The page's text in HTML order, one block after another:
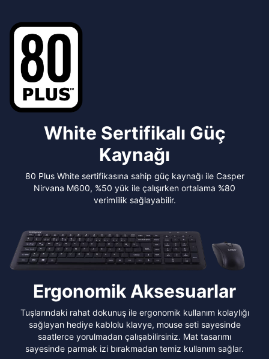
White Sertifikalı Güç
Kaynağı
80 Plus White sertifikasına sahip güç kaynağı ile Casper
Nirvana M600, %50 yük ile çalışırken ortalama %80
verimlilik sağlayabilir.
Ergonomik Aksesuarlar
Tuşlarındaki rahat dokunuş ile ergonomik kullanım kolaylığı
sağlayan hediye kablolu klavye, mouse seti sayesinde
saatlerce yorulmadan çalışabilirsiniz. Mat tasarımı
sayesinde parmak izi bırakmadan temiz kullanım sağlar.